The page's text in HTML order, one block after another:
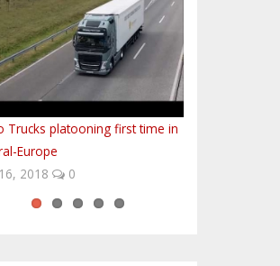
Trucks platooning first time in
Europe
2018
0
Anthem by Hungarian
- Endless Summer
blues- Ostravo